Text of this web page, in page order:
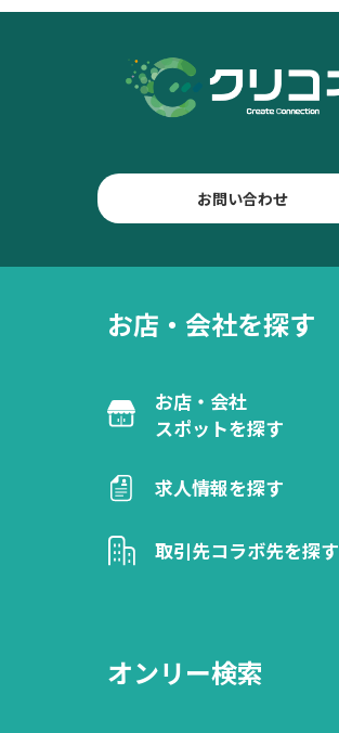
お問い合わせ
お店・会社を探す
お店・会社
スポットを探す
求人情報を探す
取引先コラボ先を探す
オンリー検索